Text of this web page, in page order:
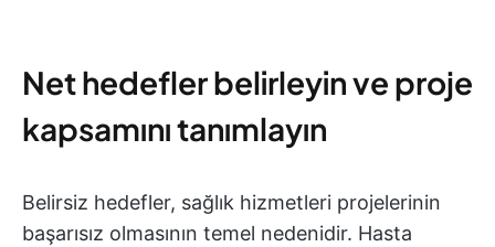
Net hedefler belirleyin ve proje
kapsamını tanımlayın
Belirsiz hedefler, sağlık hizmetleri projelerinin
başarısız olmasının temel nedenidir. Hasta